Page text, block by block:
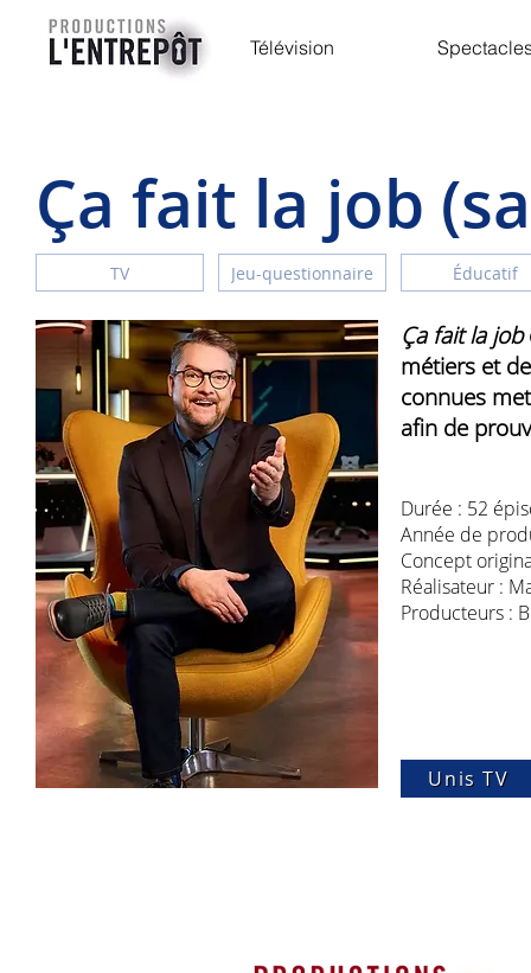
Accueil Télévision
Ça fait la job
TV Jeu-questionnaire Éducatif
Ça fait la job
métiers et
connues
afin de
Durée : 52
Année de
Concept
Réalisateur :
Producteurs :
Unis TV